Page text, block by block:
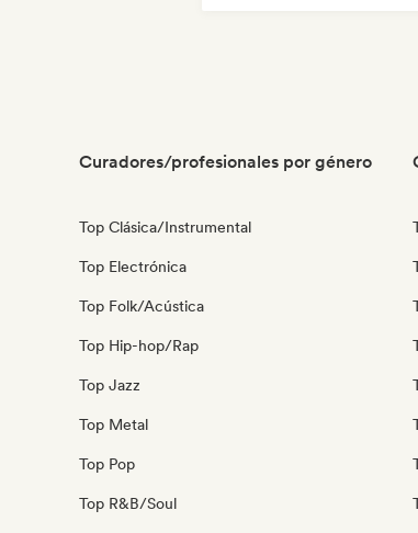
Curadores/profesionales por género
Top Clásica/Instrumental
Top Electrónica
Top Folk/Acústica
Top Hip-hop/Rap
Top Jazz
Top Metal
Top Pop
Top R&B/Soul